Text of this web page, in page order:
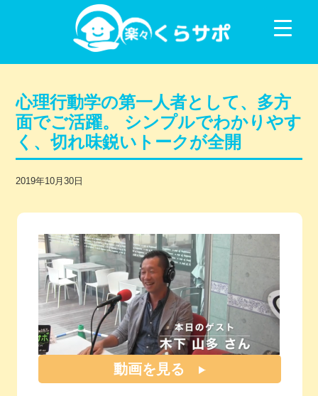
コンテンツに移動
心理行動学の第一人者として、多方
面でご活躍。 シンプルでわかりやす
く、切れ味鋭いトークが全開
2019年10月30日
動画を見る